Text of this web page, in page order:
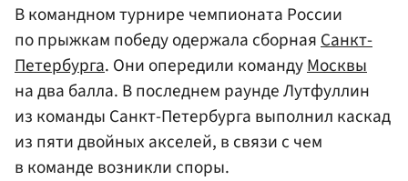
В командном турнире чемпионата России
по прыжкам победу одержала сборнаяСанкт-
Петербурга. Они опередили командуМосквы
на два балла. В последнем раунде Лутфуллин
из команды Санкт-Петербурга выполнил каскад
из пяти двойных акселей, в связи с чем
в команде возникли споры.